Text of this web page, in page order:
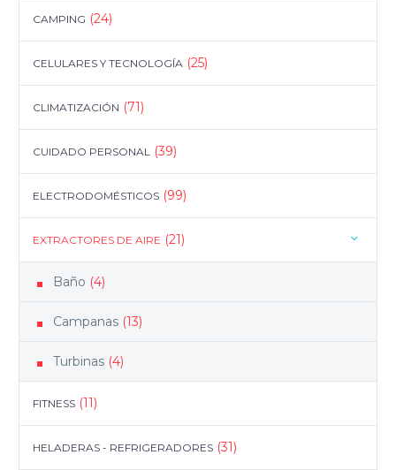
CAMPING (24)
CELULARES Y TECNOLOGÍA (25)
CLIMATIZACIÓN (71)
CUIDADO PERSONAL (39)
ELECTRODOMÉSTICOS (99)
EXTRACTORES DE AIRE (21)
Baño (4)
Campanas (13)
Turbinas (4)
FITNESS (11)
HELADERAS - REFRIGERADORES (31)